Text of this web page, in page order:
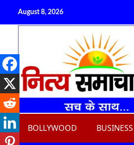
content
August 8, 2026
BOLLYWOOD BUSINESS